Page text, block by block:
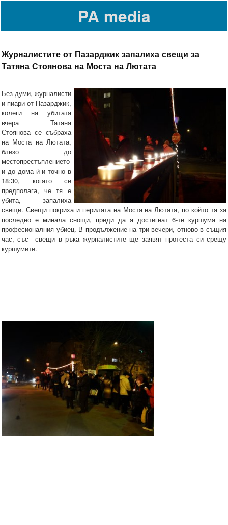
PA media
Журналистите от Пазарджик запалиха свещи за
Татяна Стоянова на Моста на Лютата
Без думи, журналисти
и пиари от Пазарджик,
колеги на убитата
вчера Татяна
Стоянова се събраха
на Моста на Лютата,
близо до
местопрестъплението
и до дома ѝ и точно в
18:30, когато се
предполага, че тя е
убита, запалиха
свещи. Свещи покриха и перилата на Моста на Лютата, по който тя за
последно е минала снощи, преди да я достигнат 6-те куршума на
професионалния убиец. В продължение на три вечери, отново в същия
час, със свещи в ръка журналистите ще заявят протеста си срещу
куршумите.